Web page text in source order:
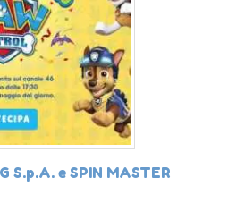
S.p.A. e SPIN MASTER